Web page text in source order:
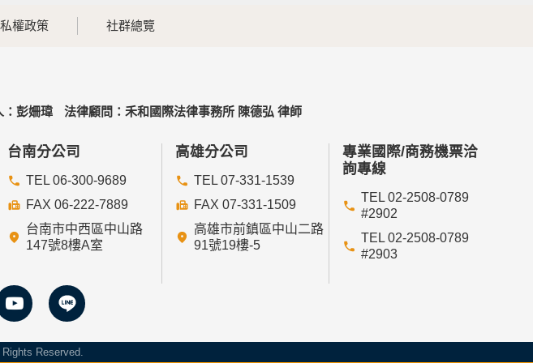
權政策 社群總覽
：彭姍瑋 法律顧問：禾和國際法律事務所 陳德弘 律師
台南分公司
TEL 06-300-9689
FAX 06-222-7889
台南市中西區中山路
147號8樓A室
高雄分公司
TEL 07-331-1539
FAX 07-331-1509
高雄市前鎮區中山二路
91號19樓-5
專業國際/商務機票洽
詢專線
TEL 02-2508-0789
#2902
TEL 02-2508-0789
#2903
Reserved.